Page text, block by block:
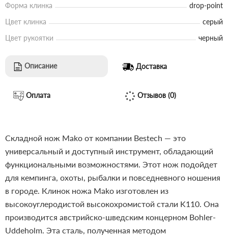
Форма клинка
drop-point
Цвет клинка
серый
Цвет рукоятки
черный
Описание Доставка
Оплата Отзывов (0)
Складной нож Mako от компании Bestech — это
универсальный и доступный инструмент, обладающий
функциональными возможностями. Этот нож подойдет
для кемпинга, охоты, рыбалки и повседневного ношения
в городе. Клинок ножа Mako изготовлен из
высокоуглеродистой высокохромистой стали K110. Она
производится австрийско-шведским концерном Bohler-
Uddeholm. Эта сталь, полученная методом